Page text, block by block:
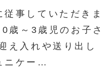
事していただきま
歳～3歳児のお子さ
え入れや送り出し
ニケー…